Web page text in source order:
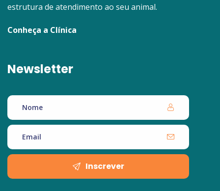
estrutura de atendimento ao seu animal.
Conheça a Clínica
Newsletter
Inscrever